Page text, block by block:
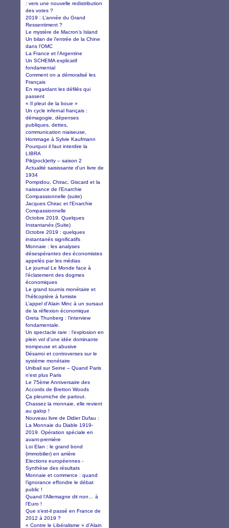
: vers une nouvelle redistribution
des votes ?
2019 : L’année du Grand
Ressentiment ?
Le mystère de Macron’s Island
Un bilan de l'entrée de la Chine
dans l'OMC
La France et l'Argentine
Un SCHEMA explicatif
fondamental
Comment on a démoralisé les
Français
En regardant les défilés qui
passent
« Il pleut de la boue »
Un cycle infernal français :
démagogie, dépenses
publiques, dettes,
communication niaiseuse,
Hommage à Sylvie Kaufmann
Pourquoi il faut interdire la
LIBRA
Pik(pock)etty – saison 2
Actualité saisissante d'un livre de
1934
Pompidou, Chirac, Giscard et la
naissance de l'Enarchie
Compassionnelle (suite)
Jacques Chirac et l'Enarchie
Compassionnelle
Octobre 2019. Quelques
Instantanés (Suite)
Octobre 2019 : quelques
instantanés significatifs
Monnaie : les analyses
désespérantes des économistes
appelés par les médias
Le journal Le Monde face à
l’éclatement des dogmes
économiques
Le grand tournis monétaire et
l'hélicoptère à fumiste
L’appel d’Alain Minc à un sursaut
de la réflexion économique
Greta Thunberg : l'interview
fondamentale.
Un spectacle rare : l’explosion en
plein vol d’une idée dominante
trompeuse et abusive
Désarroi et controverses sur le
système monétaire
Unibail sur Seine – Quand Paris
n’est plus Paris
Le 75ème Anniversaire des
Accords de Bretton Woods
Ça pleurniche de partout.
Chassez la monnaie, elle revient
au galop !
Nouveau livre de Didier Dufau :
La Monnaie du Diable 1919-
2019. Opération spéciale en
avant-première
Loi Elan : le grand bond
(immobilier) en arrière
Elections européennes -
Synthèse des résultats
Monnaie et commerce : quand
l’ignorance effondre le débat
public !
Quand l’Allemagne dit non… à
l’Euro !
Que s'est-il passé en France de
2012 à 2019 ?
« Contre le Libéralisme » d’Alain